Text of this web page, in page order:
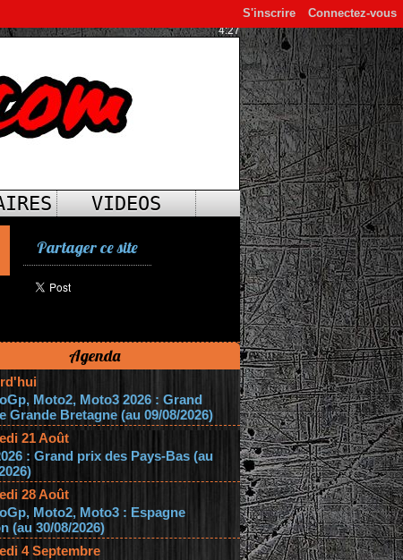
Connectez-vous
S'inscrire
4:27
VIDEOS
Partager ce site
Agenda
Moto2, Moto3 2026 : Grand
Grande Bretagne (au 09/08/2026)
21 Août
: Grand prix des Pays-Bas (au
28 Août
Moto2, Moto3 : Espagne
(au 30/08/2026)
4 Septembre